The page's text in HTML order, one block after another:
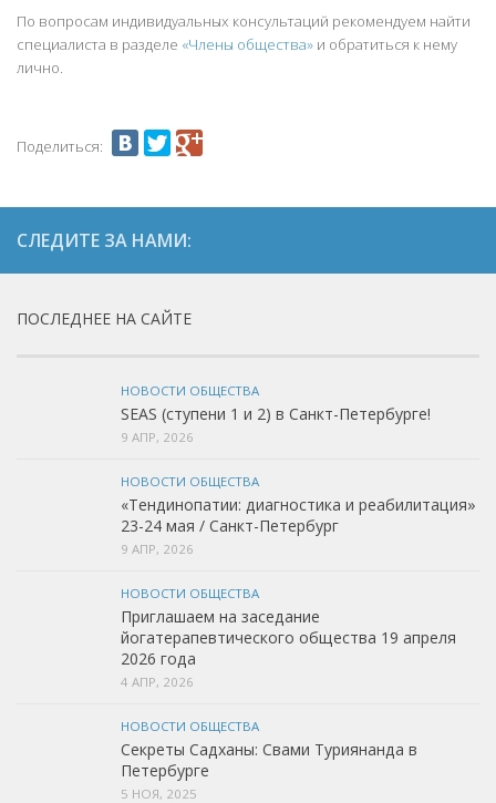
Фотоотчёт с Конференции 2013
Фотоотчёт с Конференции 2012
Курс «Йогатерапия»
По вопросам индивидуальных консультаций рекомендуем найти
специалиста в разделе «Члены общества» и обратиться к нему
лично.
Поделиться:
СЛЕДИТЕ ЗА НАМИ:
ПОСЛЕДНЕЕ НА САЙТЕ
НОВОСТИ ОБЩЕСТВА
SEAS (ступени 1 и 2) в Санкт-Петербурге!
9 АПР, 2026
НОВОСТИ ОБЩЕСТВА
«Тендинопатии: диагностика и реабилитация»
23-24 мая / Санкт-Петербург
9 АПР, 2026
НОВОСТИ ОБЩЕСТВА
Приглашаем на заседание
йогатерапевтического общества 19 апреля
2026 года
4 АПР, 2026
НОВОСТИ ОБЩЕСТВА
Секреты Садханы: Свами Туриянанда в
Петербурге
5 НОЯ, 2025